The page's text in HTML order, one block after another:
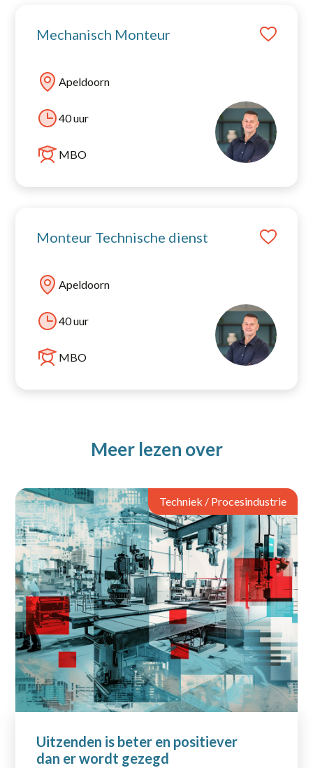
Mechanisch Monteur
Apeldoorn
40 uur
MBO
Monteur Technische dienst
Apeldoorn
40 uur
MBO
Meer lezen over
Techniek / Procesindustrie
Uitzenden is beter en positiever
dan er wordt gezegd